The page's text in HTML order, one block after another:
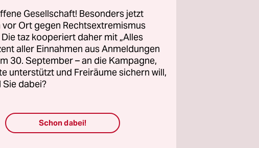
treten
an den Sarg.
sie tragen
für Zara
Internet ist zu
ist.
Gesellschaft! Besonders jetzt
Ort gegen Rechtsextremismus
taz kooperiert daher mit „Alles
aller Einnahmen aus Anmeldungen
30. September – an die Kampagne,
unterstützt und Freiräume sichern will,
dabei?
Schon dabei!